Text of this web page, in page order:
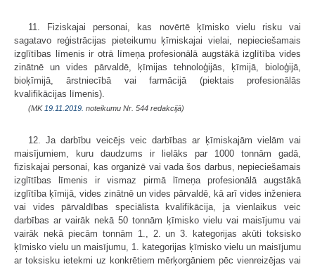
11. Fiziskajai personai, kas novērtē ķīmisko vielu risku vai
sagatavo reģistrācijas pieteikumu ķīmiskajai vielai, nepieciešamais
izglītības līmenis ir otrā līmeņa profesionālā augstākā izglītība vides
zinātnē un vides pārvaldē, ķīmijas tehnoloģijās, ķīmijā, bioloģijā,
bioķīmijā, ārstniecībā vai farmācijā (piektais profesionālās
kvalifikācijas līmenis).
(MK 19.11.2019. noteikumu Nr. 544 redakcijā)
12. Ja darbību veicējs veic darbības ar ķīmiskajām vielām vai
maisījumiem, kuru daudzums ir lielāks par 1000 tonnām gadā,
fiziskajai personai, kas organizē vai vada šos darbus, nepieciešamais
izglītības līmenis ir vismaz pirmā līmeņa profesionālā augstākā
izglītība ķīmijā, vides zinātnē un vides pārvaldē, kā arī vides inženiera
vai vides pārvaldības speciālista kvalifikācija, ja vienlaikus veic
darbības ar vairāk nekā 50 tonnām ķīmisko vielu vai maisījumu vai
vairāk nekā piecām tonnām 1., 2. un 3. kategorijas akūti toksisko
ķīmisko vielu un maisījumu, 1. kategorijas ķīmisko vielu un maisījumu
ar toksisku ietekmi uz konkrētiem mērķorgāniem pēc vienreizējas vai